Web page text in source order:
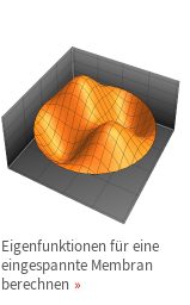
Eigenfunktionen für eine
eingespannte Membran
berechnen